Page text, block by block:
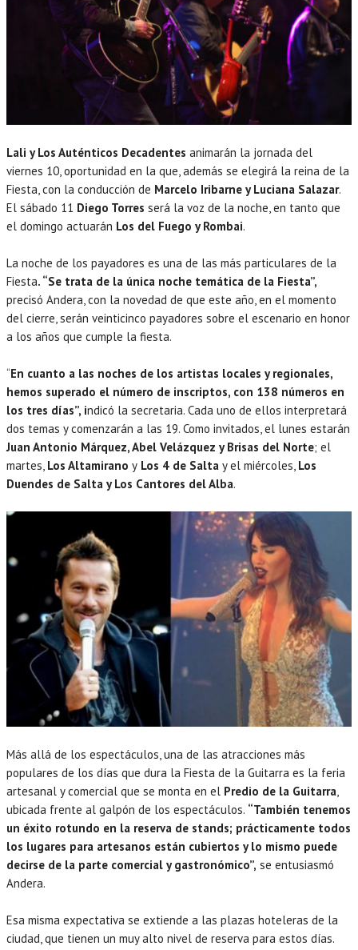
Lali y Los Auténticos Decadentes animarán la jornada del
viernes 10, oportunidad en la que, además se elegirá la reina de la
Fiesta, con la conducción de Marcelo Iribarne y Luciana Salazar.
El sábado 11 Diego Torres será la voz de la noche, en tanto que
el domingo actuarán Los del Fuego y Rombai.
La noche de los payadores es una de las más particulares de la
Fiesta. “Se trata de la única noche temática de la Fiesta”,
precisó Andera, con la novedad de que este año, en el momento
del cierre, serán veinticinco payadores sobre el escenario en honor
a los años que cumple la fiesta.
“En cuanto a las noches de los artistas locales y regionales,
hemos superado el número de inscriptos, con 138 números en
los tres días”, indicó la secretaria. Cada uno de ellos interpretará
dos temas y comenzarán a las 19. Como invitados, el lunes estarán
Juan Antonio Márquez, Abel Velázquez y Brisas del Norte; el
martes, Los Altamirano y Los 4 de Salta y el miércoles, Los
Duendes de Salta y Los Cantores del Alba.
Más allá de los espectáculos, una de las atracciones más
populares de los días que dura la Fiesta de la Guitarra es la feria
artesanal y comercial que se monta en el Predio de la Guitarra,
ubicada frente al galpón de los espectáculos. “También tenemos
un éxito rotundo en la reserva de stands; prácticamente todos
los lugares para artesanos están cubiertos y lo mismo puede
decirse de la parte comercial y gastronómico”, se entusiasmó
Andera.
Esa misma expectativa se extiende a las plazas hoteleras de la
ciudad, que tienen un muy alto nivel de reserva para estos días.